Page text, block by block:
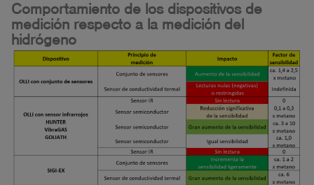
Comportamiento de los dispositivos de
medición respecto a la medición del
hidrógeno